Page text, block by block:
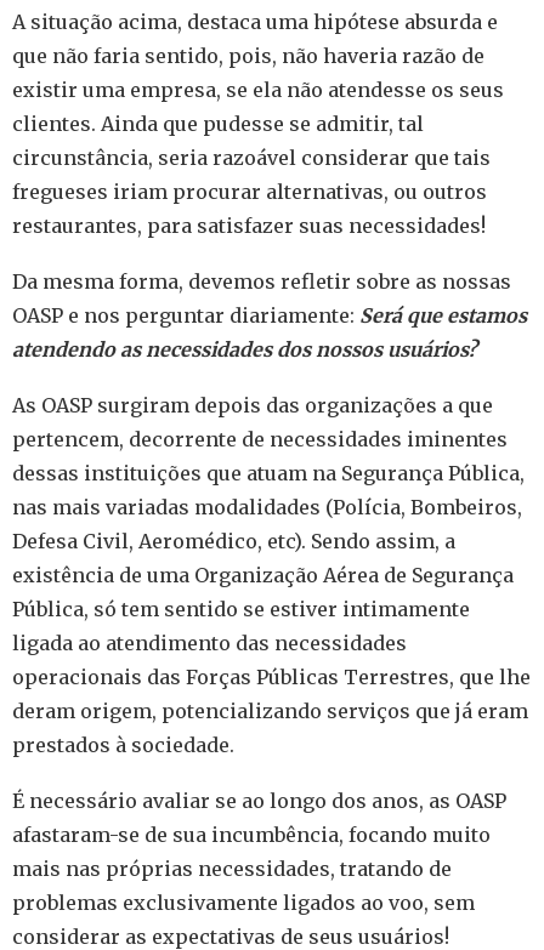
A situação acima, destaca uma hipótese absurda e
que não faria sentido, pois, não haveria razão de
existir uma empresa, se ela não atendesse os seus
clientes. Ainda que pudesse se admitir, tal
circunstância, seria razoável considerar que tais
fregueses iriam procurar alternativas, ou outros
restaurantes, para satisfazer suas necessidades!
Da mesma forma, devemos refletir sobre as nossas
OASP e nos perguntar diariamente: Será que estamos
atendendo as necessidades dos nossos usuários?
As OASP surgiram depois das organizações a que
pertencem, decorrente de necessidades iminentes
dessas instituições que atuam na Segurança Pública,
nas mais variadas modalidades (Polícia, Bombeiros,
Defesa Civil, Aeromédico, etc). Sendo assim, a
existência de uma Organização Aérea de Segurança
Pública, só tem sentido se estiver intimamente
ligada ao atendimento das necessidades
operacionais das Forças Públicas Terrestres, que lhe
deram origem, potencializando serviços que já eram
prestados à sociedade.
É necessário avaliar se ao longo dos anos, as OASP
afastaram-se de sua incumbência, focando muito
mais nas próprias necessidades, tratando de
problemas exclusivamente ligados ao voo, sem
considerar as expectativas de seus usuários!